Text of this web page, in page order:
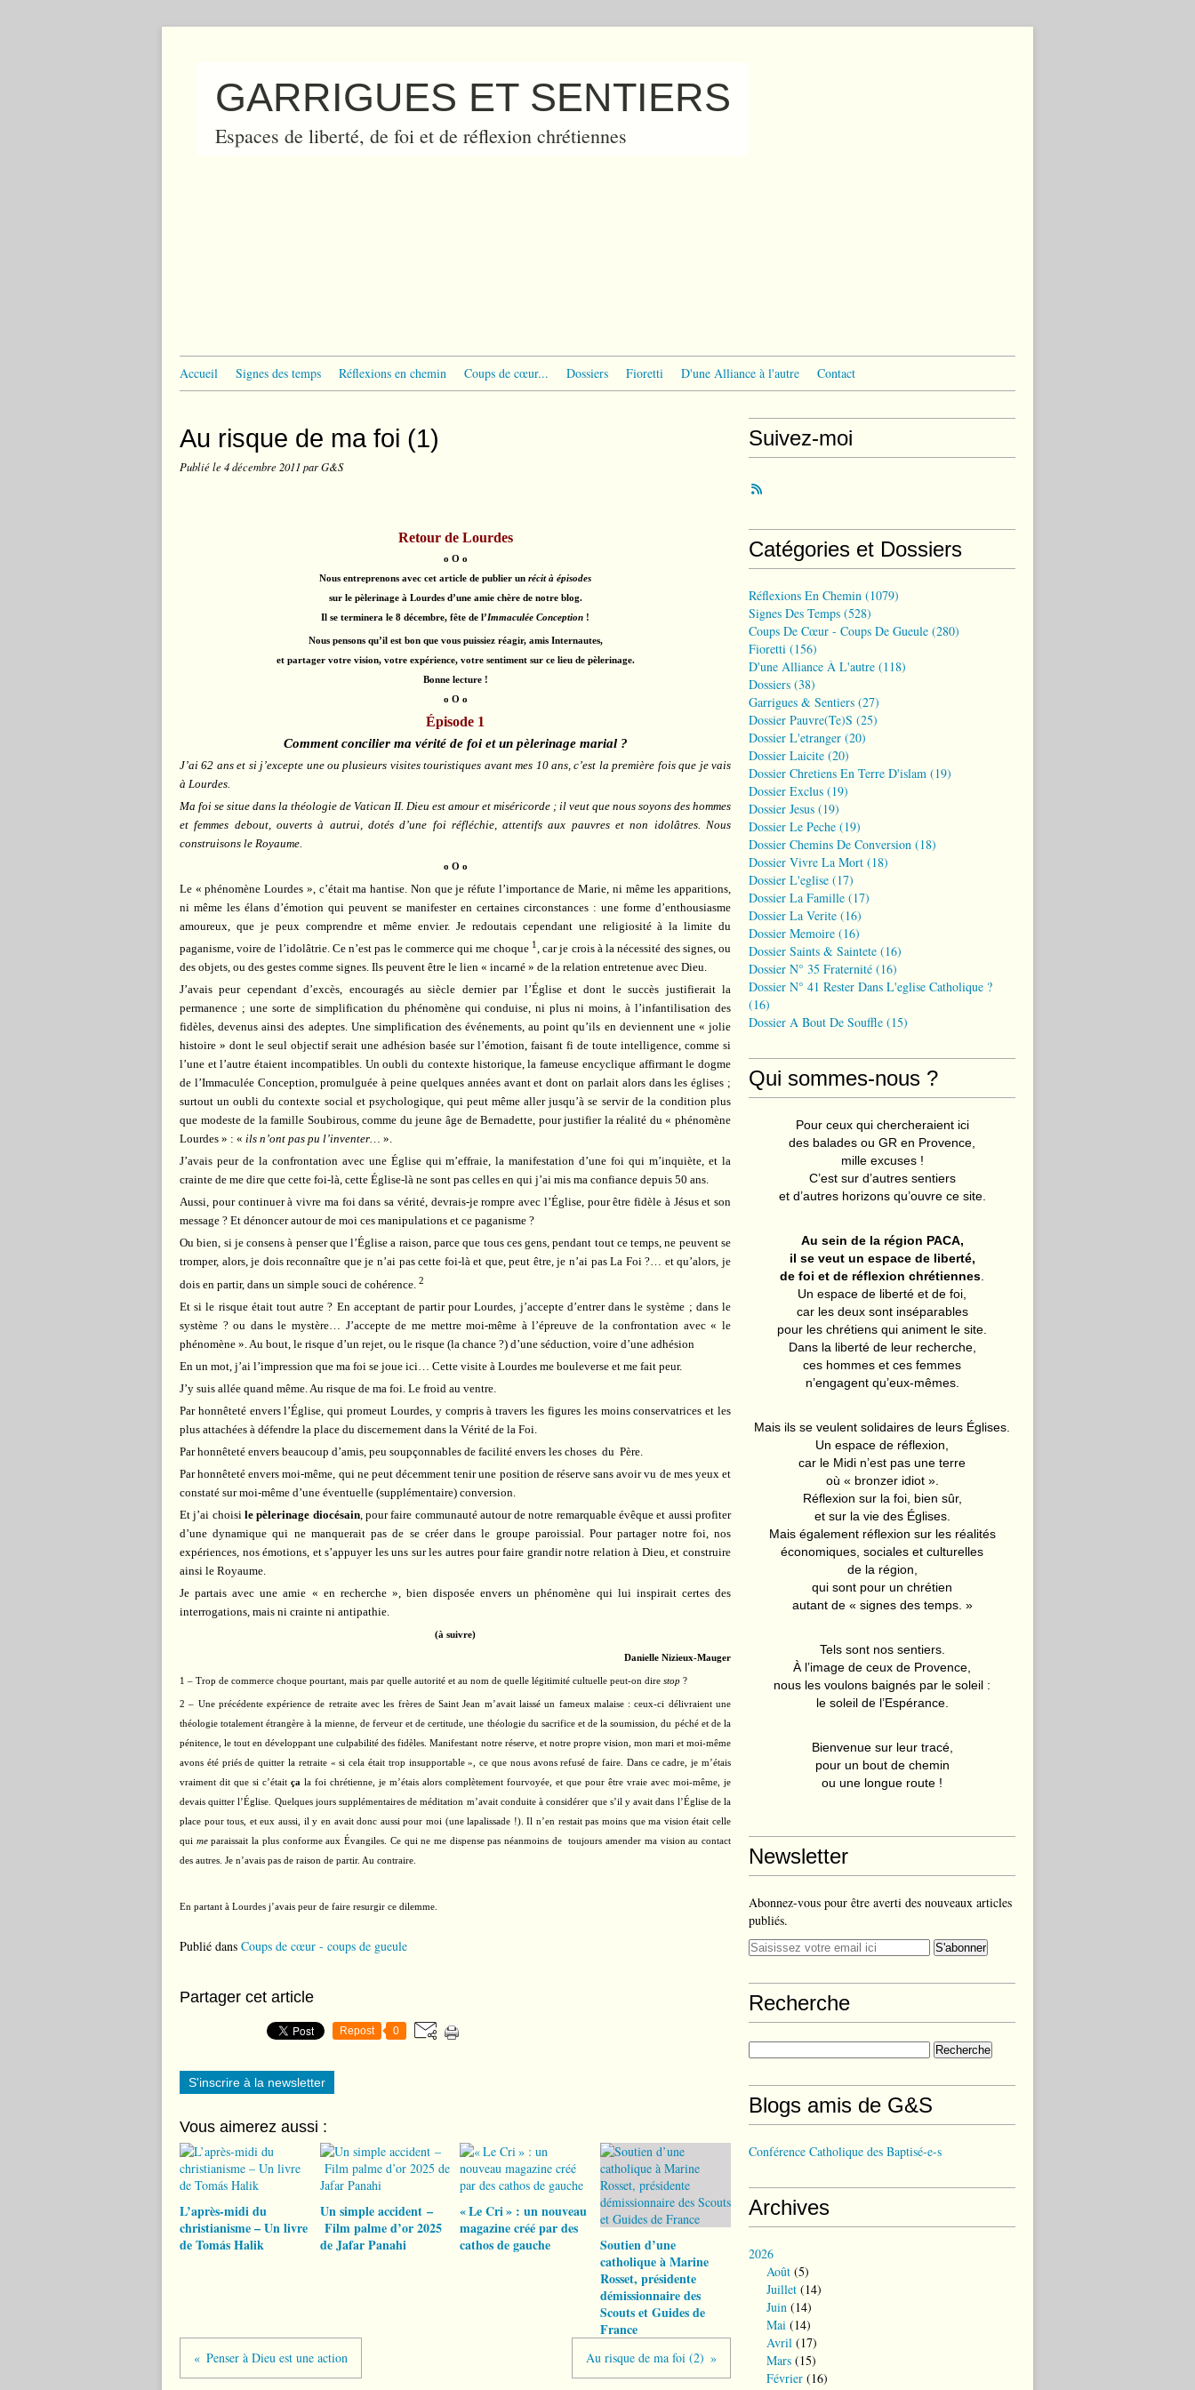
GARRIGUES ET SENTIERS
Espaces de liberté, de foi et de réflexion chrétiennes
Accueil Signes des temps Réflexions en chemin Coups de cœur... Dossiers Fioretti D'une Alliance à l'autre Contact
Au risque de ma foi (1)
Publié le 4 décembre 2011par G&S
Retour de Lourdes
o O o
Nous entreprenons avec cet article de publier un récit à épisodes
sur le pèlerinage à Lourdes d’une amie chère de notre blog.
Il se terminera le 8 décembre, fête de l’Immaculée Conception !
Nous pensons qu’il est bon que vous puissiez réagir, amis Internautes,
et partager votre vision, votre expérience, votre sentiment sur ce lieu de pèlerinage.
Bonne lecture !
o O o
Épisode 1
Comment concilier ma vérité de foi et un pèlerinage marial ?
J’ai 62 ans et si j’excepte une ou plusieurs visites touristiques avant mes 10 ans, c’est la première fois que je vais
à Lourdes.
Ma foi se situe dans la théologie de Vatican II. Dieu est amour et miséricorde ; il veut que nous soyons des hommes
et femmes debout, ouverts à autrui, dotés d’une foi réfléchie, attentifs aux pauvres et non idolâtres. Nous
construisons le Royaume.
o O o
Le « phénomène Lourdes », c’était ma hantise. Non que je réfute l’importance de Marie, ni même les apparitions,
ni même les élans d’émotion qui peuvent se manifester en certaines circonstances : une forme d’enthousiasme
amoureux, que je peux comprendre et même envier. Je redoutais cependant une religiosité à la limite du
paganisme, voire de l’idolâtrie. Ce n’est pas le commerce qui me choque 1, car je crois à la nécessité des signes, ou
des objets, ou des gestes comme signes. Ils peuvent être le lien « incarné » de la relation entretenue avec Dieu.
J’avais peur cependant d’excès, encouragés au siècle dernier par l’Église et dont le succès justifierait la
permanence ; une sorte de simplification du phénomène qui conduise, ni plus ni moins, à l’infantilisation des
fidèles, devenus ainsi des adeptes. Une simplification des événements, au point qu’ils en deviennent une « jolie
histoire » dont le seul objectif serait une adhésion basée sur l’émotion, faisant fi de toute intelligence, comme si
l’une et l’autre étaient incompatibles. Un oubli du contexte historique, la fameuse encyclique affirmant le dogme
de l’Immaculée Conception, promulguée à peine quelques années avant et dont on parlait alors dans les églises ;
surtout un oubli du contexte social et psychologique, qui peut même aller jusqu’à se servir de la condition plus
que modeste de la famille Soubirous, comme du jeune âge de Bernadette, pour justifier la réalité du « phénomène
Lourdes » : « ils n’ont pas pu l’inventer… ».
J’avais peur de la confrontation avec une Église qui m’effraie, la manifestation d’une foi qui m’inquiète, et la
crainte de me dire que cette foi-là, cette Église-là ne sont pas celles en qui j’ai mis ma confiance depuis 50 ans.
Aussi, pour continuer à vivre ma foi dans sa vérité, devrais-je rompre avec l’Église, pour être fidèle à Jésus et son
message ? Et dénoncer autour de moi ces manipulations et ce paganisme ?
Ou bien, si je consens à penser que l’Église a raison, parce que tous ces gens, pendant tout ce temps, ne peuvent se
tromper, alors, je dois reconnaître que je n’ai pas cette foi-là et que, peut être, je n’ai pas La Foi ?… et qu’alors, je
dois en partir, dans un simple souci de cohérence. 2
Et si le risque était tout autre ? En acceptant de partir pour Lourdes, j’accepte d’entrer dans le système ; dans le
système ? ou dans le mystère… J’accepte de me mettre moi-même à l’épreuve de la confrontation avec « le
phénomène ». Au bout, le risque d’un rejet, ou le risque (la chance ?) d’une séduction, voire d’une adhésion
En un mot, j’ai l’impression que ma foi se joue ici… Cette visite à Lourdes me bouleverse et me fait peur.
J’y suis allée quand même. Au risque de ma foi. Le froid au ventre.
Par honnêteté envers l’Église, qui promeut Lourdes, y compris à travers les figures les moins conservatrices et les
plus attachées à défendre la place du discernement dans la Vérité de la Foi.
Par honnêteté envers beaucoup d’amis, peu soupçonnables de facilité envers les choses du Père.
Par honnêteté envers moi-même, qui ne peut décemment tenir une position de réserve sans avoir vu de mes yeux et
constaté sur moi-même d’une éventuelle (supplémentaire) conversion.
Et j’ai choisi le pèlerinage diocésain, pour faire communauté autour de notre remarquable évêque et aussi profiter
d’une dynamique qui ne manquerait pas de se créer dans le groupe paroissial. Pour partager notre foi, nos
expériences, nos émotions, et s’appuyer les uns sur les autres pour faire grandir notre relation à Dieu, et construire
ainsi le Royaume.
Je partais avec une amie « en recherche », bien disposée envers un phénomène qui lui inspirait certes des
interrogations, mais ni crainte ni antipathie.
(à suivre)
Danielle Nizieux-Mauger
1 – Trop de commerce choque pourtant, mais par quelle autorité et au nom de quelle légitimité cultuelle peut-on dire stop ?
2 – Une précédente expérience de retraite avec les frères de Saint Jean m’avait laissé un fameux malaise : ceux-ci délivraient une
théologie totalement étrangère à la mienne, de ferveur et de certitude, une théologie du sacrifice et de la soumission, du péché et de la
pénitence, le tout en développant une culpabilité des fidèles. Manifestant notre réserve, et notre propre vision, mon mari et moi-même
avons été priés de quitter la retraite « si cela était trop insupportable », ce que nous avons refusé de faire. Dans ce cadre, je m’étais
vraiment dit que si c’était ça la foi chrétienne, je m’étais alors complètement fourvoyée, et que pour être vraie avec moi-même, je
devais quitter l’Église. Quelques jours supplémentaires de méditation m’avait conduite à considérer que s’il y avait dans l’Église de la
place pour tous, et eux aussi, il y en avait donc aussi pour moi (une lapalissade !). Il n’en restait pas moins que ma vision était celle
qui meparaissait la plus conforme aux Évangiles. Ce qui ne me dispense pas néanmoins de
toujours amender ma vision au contact
des autres. Je n’avais pas de raison de partir. Au contraire.
En partant à Lourdes j’avais peur de faire resurgir ce dilemme.
Publié dans Coups de cœur - coups de gueule
Partager cet article
Repost 0
S'inscrire à la newsletter
Vous aimerez aussi :
L’après-midi du
christianisme – Un livre
de Tomás Halik
Un simple accident –
Film palme d’or 2025
de Jafar Panahi
« Le Cri » : un nouveau
magazine créé par des
cathos de gauche
Soutien d’une
catholique à Marine
Rosset, présidente
démissionnaire des
Scouts et Guides de
France
Penser à Dieu est une action Au risque de ma foi (2)
Suivez-moi
Catégories et Dossiers
Réflexions En Chemin (1079)
Signes Des Temps (528)
Coups De Cœur - Coups De Gueule (280)
Fioretti (156)
D'une Alliance À L'autre (118)
Dossiers (38)
Garrigues & Sentiers (27)
Dossier Pauvre(te)s (25)
Dossier L'etranger (20)
Dossier Laicite (20)
Dossier Chretiens En Terre D'islam (19)
Dossier Exclus (19)
Dossier Jesus (19)
Dossier Le Peche (19)
Dossier Chemins De Conversion (18)
Dossier Vivre La Mort (18)
Dossier L'eglise (17)
Dossier La Famille (17)
Dossier La Verite (16)
Dossier Memoire (16)
Dossier Saints & Saintete (16)
Dossier N° 35 Fraternité (16)
Dossier N° 41 Rester Dans L'eglise Catholique ?
(16)
Dossier A Bout De Souffle (15)
Qui sommes-nous ?
Pour ceux qui chercheraient ici
des balades ou GR en Provence,
mille excuses !
C’est sur d’autres sentiers
et d’autres horizons qu’ouvre ce site.
Au sein de la région PACA,
il se veut un espace de liberté,
de foi et de réflexion chrétiennes
Un espace de liberté et de foi,
car les deux sont inséparables
pour les chrétiens qui animent le site.
Dans la liberté de leur recherche,
ces hommes et ces femmes
n’engagent qu’eux-mêmes.
Mais ils se veulent solidaires de leurs Églises.
Un espace de réflexion,
car le Midi n’est pas une terre
où « bronzer idiot ».
Réflexion sur la foi, bien sûr,
et sur la vie des Églises.
Mais également réflexion sur les réalités
économiques, sociales et culturelles
de la région,
qui sont pour un chrétien
autant de « signes des temps. »
Tels sont nos sentiers.
À l’image de ceux de Provence,
nous les voulons baignés par le soleil :
le soleil de l’Espérance.
Bienvenue sur leur tracé,
pour un bout de chemin
ou une longue route !
Newsletter
Abonnez-vous pour être averti des nouveaux articles
publiés.
Recherche
Blogs amis de G&S
Conférence Catholique des Baptisé-e-s
Archives
2026
Août (5)
Juillet (14)
Juin (14)
Mai (14)
Avril (17)
Mars (15)
Février (16)